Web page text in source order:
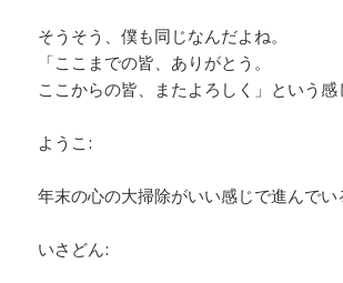
そうそう、僕も同じなんだよね。
「ここまでの皆、ありがとう。
ここからの皆、またよろしく」という感
ようこ:
年末の心の大掃除がいい感じで進んでい
いさどん: